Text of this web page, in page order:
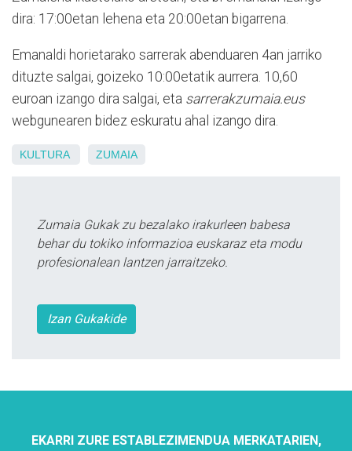
dira: 17:00etan lehena eta 20:00etan bigarrena.
Emanaldi horietarako sarrerak abenduaren 4an jarriko
dituzte salgai, goizeko 10:00etatik aurrera. 10,60
euroan izango dira salgai, eta sarrerakzumaia.eus
webgunearen bidez eskuratu ahal izango dira.
KULTURA ZUMAIA
Zumaia Gukak zu bezalako irakurleen babesa
behar du tokiko informazioa euskaraz eta modu
profesionalean lantzen jarraitzeko.
Izan Gukakide
EKARRI ZURE ESTABLEZIMENDUA MERKATARIEN,